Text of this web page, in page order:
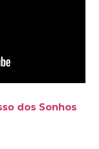
dos Sonhos